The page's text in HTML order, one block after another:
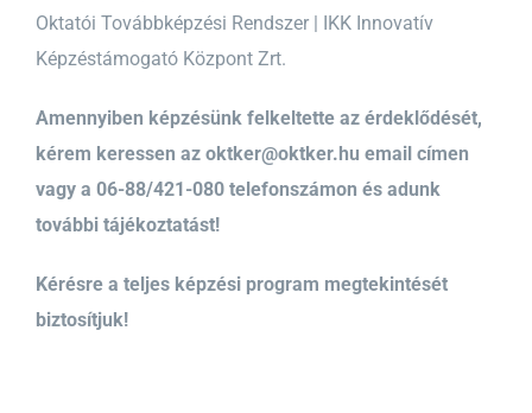
Oktatói Továbbképzési Rendszer | IKK Innovatív
Képzéstámogató Központ Zrt.
Amennyiben képzésünk felkeltette az érdeklődését,
kérem keressen az oktker@oktker.hu email címen
vagy a 06-88/421-080 telefonszámon és adunk
további tájékoztatást!
Kérésre a teljes képzési program megtekintését
biztosítjuk!